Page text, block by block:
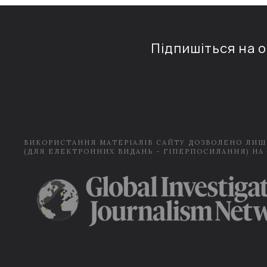
Підпишіться на
ВИКОРИСТАННЯ МАТЕРІАЛІВ САЙТУ ДОЗВОЛЕНО
(ДЛЯ ЕЛЕКТРОННИХ ВИДАНЬ - ГІПЕРПОСИЛАННЯ) НА